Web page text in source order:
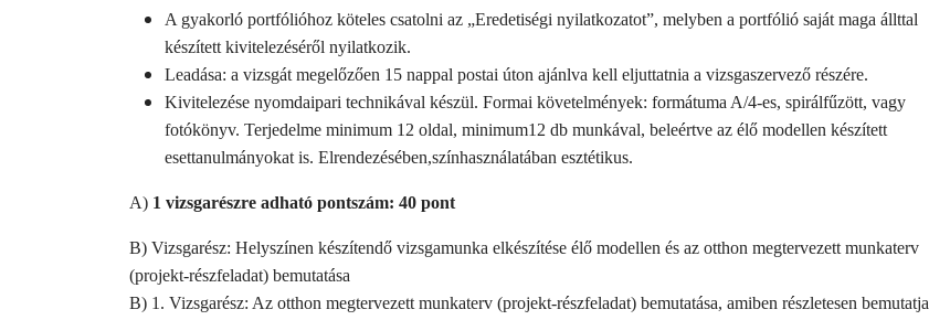
A gyakorló portfólióhoz köteles csatolni az „Eredetiségi nyilatkozatot”, melyben a portfólió saját maga állttal
készített kivitelezéséről nyilatkozik.
Leadása: a vizsgát megelőzően 15 nappal postai úton ajánlva kell eljuttatnia a vizsgaszervező részére.
Kivitelezése nyomdaipari technikával készül. Formai követelmények: formátuma A/4-es, spirálfűzött, vagy
fotókönyv. Terjedelme minimum 12 oldal, minimum12 db munkával, beleértve az élő modellen készített
esettanulmányokat is. Elrendezésében,színhasználatában esztétikus.
A) 1 vizsgarészre adható pontszám: 40 pont
B) Vizsgarész: Helyszínen készítendő vizsgamunka elkészítése élő modellen és az otthon megtervezett munkaterv
(projekt-részfeladat) bemutatása
B) 1. Vizsgarész: Az otthon megtervezett munkaterv (projekt-részfeladat) bemutatása, amiben részletesen bemutatja